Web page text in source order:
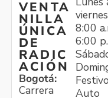
VENTA
NILLA
ÚNICA
DE
RADIC
ACIÓN
Bogotá:
Carrera
viernes
8:00
6:00
Auto